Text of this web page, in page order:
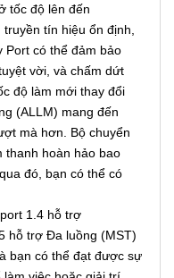
tốc độ lên đến
tín hiệu ổn định,
Port có thể đảm bảo
vời, và chấm dứt
độ làm mới thay đổi
(ALLM) mang đến
mà hơn. Bộ chuyển
thanh hoàn hảo bao
đó, bạn có thể có
1.4 hỗ trợ
hỗ trợ Đa luồng (MST)
bạn có thể đạt được sự